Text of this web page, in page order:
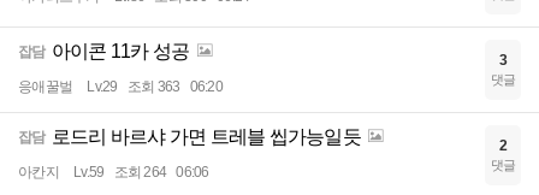
잡담 아이콘 11카 성공
응애꿀벌 Lv.29 조회 363 06:20
3
댓글
잡담 로드리 바르샤 가면 트레블 씹가능일듯
아칸지 Lv.59 조회 264 06:06
2
댓글